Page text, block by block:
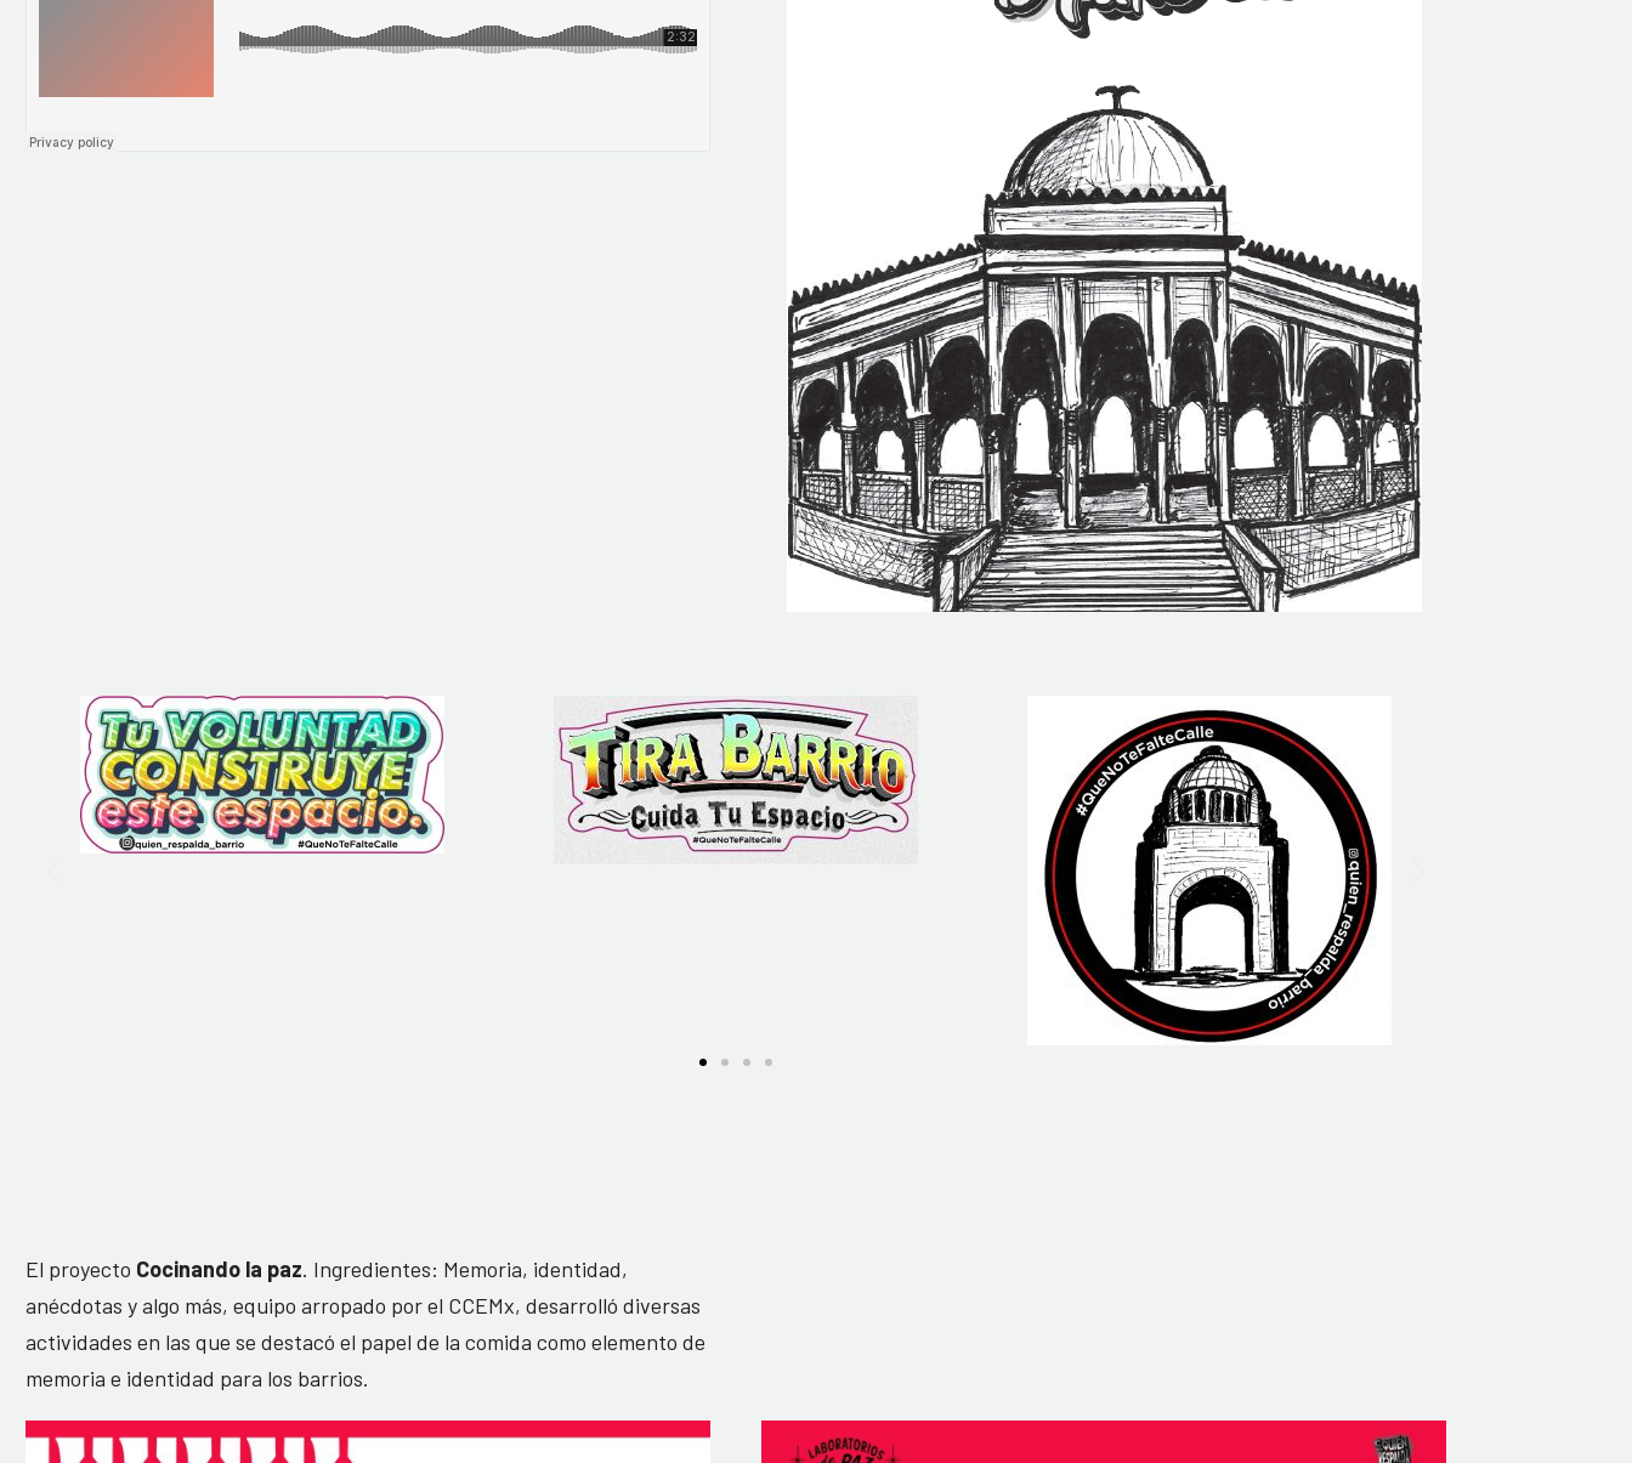
El proyecto Cocinando la paz. Ingredientes: Memoria, identidad,
anécdotas y algo más, equipo arropado por el CCEMx, desarrolló diversas
actividades en las que se destacó el papel de la comida como elemento de
memoria e identidad para los barrios.